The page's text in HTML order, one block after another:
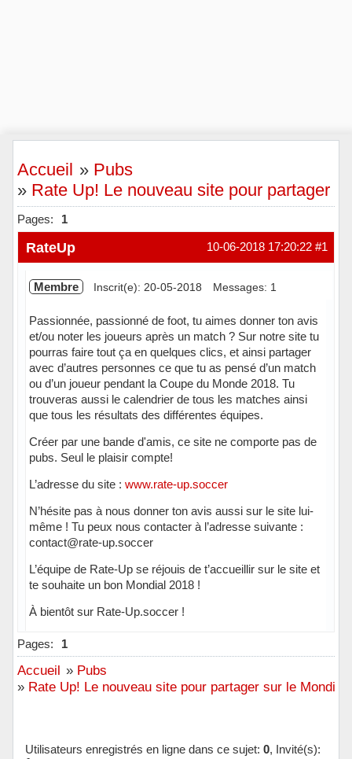
Accueil » Pubs
» Rate Up! Le nouveau site pour partager
Pages: 1
#1
10-06-2018 17:20:22
RateUp
Membre Inscrit(e): 20-05-2018 Messages: 1
Passionnée, passionné de foot, tu aimes donner ton avis
et/ou noter les joueurs après un match ? Sur notre site tu
pourras faire tout ça en quelques clics, et ainsi partager
avec d’autres personnes ce que tu as pensé d’un match
ou d’un joueur pendant la Coupe du Monde 2018. Tu
trouveras aussi le calendrier de tous les matches ainsi
que tous les résultats des différentes équipes.
Créer par une bande d'amis, ce site ne comporte pas de
pubs. Seul le plaisir compte!
L’adresse du site : www.rate-up.soccer
N’hésite pas à nous donner ton avis aussi sur le site lui-
même ! Tu peux nous contacter à l’adresse suivante :
contact@rate-up.soccer
L’équipe de Rate-Up se réjouis de t’accueillir sur le site et
te souhaite un bon Mondial 2018 !
À bientôt sur Rate-Up.soccer !
Hors ligne
Pages: 1
Accueil » Pubs
» Rate Up! Le nouveau site pour partager sur le Mondial
Utilisateurs enregistrés en ligne dans ce sujet: 0, Invité(s):